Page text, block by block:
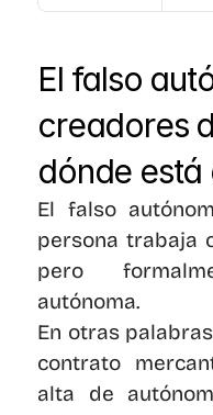
El falso
creadores
dónde está
El falso
persona trabaja
pero
autónoma.
En otras
contrato
alta de